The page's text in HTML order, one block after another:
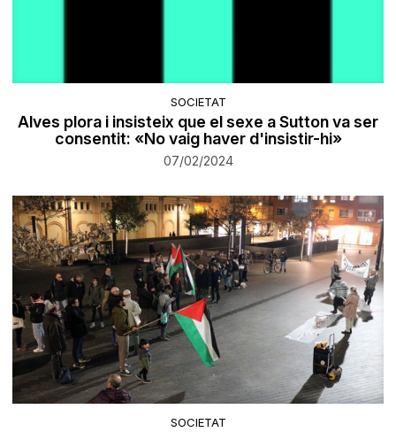
SOCIETAT
Alves plora i insisteix que el sexe a Sutton va ser
consentit: «No vaig haver d'insistir-hi»
07/02/2024
SOCIETAT